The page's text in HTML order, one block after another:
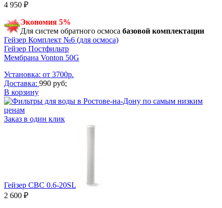
4 950 ₽
Экономия 5%
Для систем обратного осмоса базовой комплектации
Гейзер Комплект №6 (для осмоса)
Гейзер Постфильтр
Мембрана Vonton 50G
Установка: от 3700р.
Доставка: 990 руб;
В корзину
Заказ в один клик
Гейзер CBC 0.6-20SL
2 600 ₽